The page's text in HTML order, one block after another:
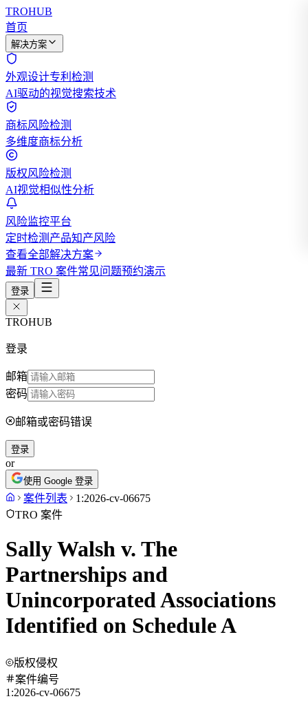
TROHUB
首页
解决方案
外观设计专利检测
AI驱动的视觉搜索技术
商标风险检测
多维度商标分析
版权风险检测
AI视觉相似性分析
风险监控平台
定时检测产品知产风险
查看全部解决方案
最新 TRO 案件常见问题预约演示
登录
TROHUB
登录
邮箱
密码
邮箱或密码错误
登录
or
使用 Google 登录
案件列表
1:2026-cv-06675
TRO 案件
Sally Walsh v. The
Partnerships and
Unincorporated Associations
Identified on Schedule A
版权侵权
案件编号
1:2026-cv-06675